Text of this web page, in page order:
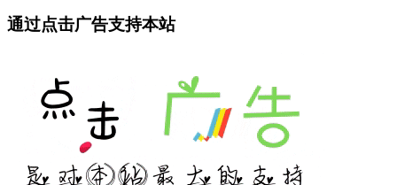
通过点击广告支持本站